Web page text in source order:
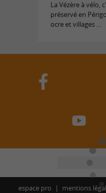
La Vézère à vélo,
préservé en
ocre et villages ...
espace pro mentions